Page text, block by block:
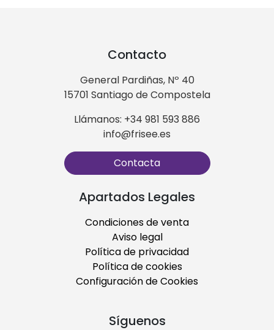
Contacto
General Pardiñas, Nº 40
15701 Santiago de Compostela
Llámanos: +34 981 593 886
info@frisee.es
Contacta
Apartados Legales
Condiciones de venta
Aviso legal
Política de privacidad
Política de cookies
Configuración de Cookies
Síguenos